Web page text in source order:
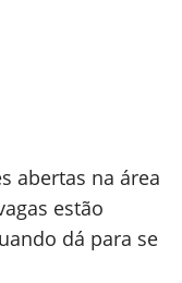
abertas na área
estão
dá para se